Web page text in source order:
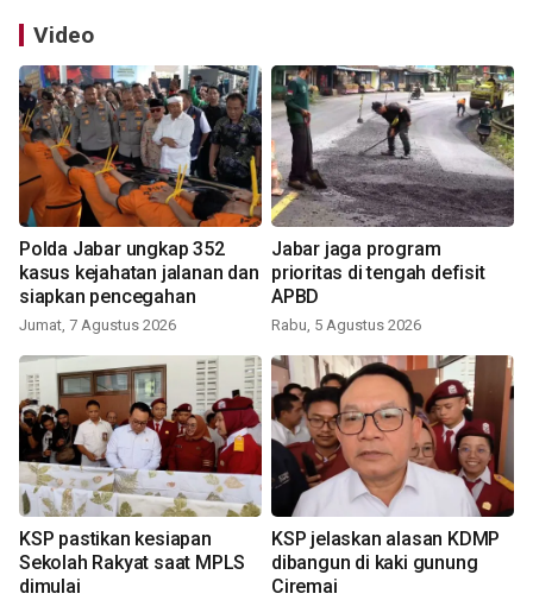
Video
Polda Jabar ungkap 352
kasus kejahatan jalanan dan
siapkan pencegahan
Jumat, 7 Agustus 2026
Jabar jaga program
prioritas di tengah defisit
APBD
Rabu, 5 Agustus 2026
KSP pastikan kesiapan
Sekolah Rakyat saat MPLS
dimulai
KSP jelaskan alasan KDMP
dibangun di kaki gunung
Ciremai